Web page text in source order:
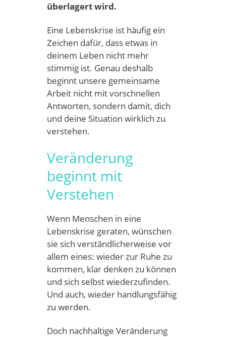
überlagert wird.
Eine Lebenskrise ist häufig ein
Zeichen dafür, dass etwas in
deinem Leben nicht mehr
stimmig ist. Genau deshalb
beginnt unsere gemeinsame
Arbeit nicht mit vorschnellen
Antworten, sondern damit, dich
und deine Situation wirklich zu
verstehen.
Veränderung
beginnt mit
Verstehen
Wenn Menschen in eine
Lebenskrise geraten, wünschen
sie sich verständlicherweise vor
allem eines: wieder zur Ruhe zu
kommen, klar denken zu können
und sich selbst wiederzufinden.
Und auch, wieder handlungsfähig
zu werden.
Doch nachhaltige Veränderung